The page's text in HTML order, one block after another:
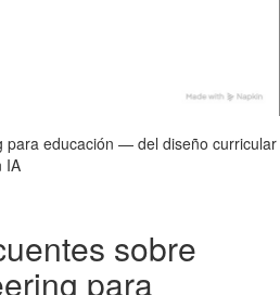
para educación — del diseño curricular
IA
sobre
para